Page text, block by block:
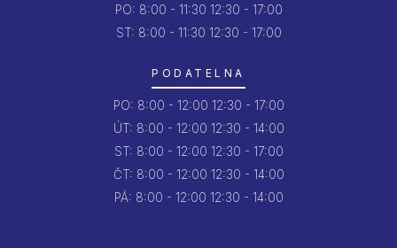
PO: 8:00 - 11:30 12:30 - 17:00
ST: 8:00 - 11:30 12:30 - 17:00
PODATELNA
PO: 8:00 - 12:00 12:30 - 17:00
ÚT: 8:00 - 12:00 12:30 - 14:00
ST: 8:00 - 12:00 12:30 - 17:00
ČT: 8:00 - 12:00 12:30 - 14:00
PÁ: 8:00 - 12:00 12:30 - 14:00